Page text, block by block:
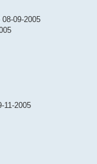
09-2005
11-2005